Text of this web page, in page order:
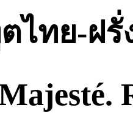
ไทย-ฝ